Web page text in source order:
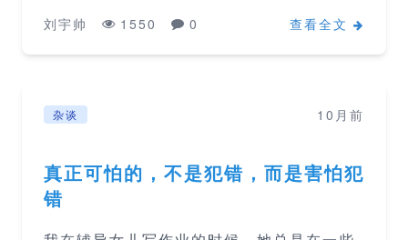
刘宇帅 1550 0 查看全文
杂谈 10月前
真正可怕的，不是犯错，而是害怕犯
错